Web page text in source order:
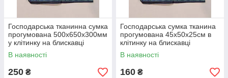
Господарська тканинна сумка
прогумована 500х650х300мм
у клітинку на блискавці
В наявності
250 ₴
Господарська сумка тканина
прогумована 45х50х25см в
клітинку на блискавці
В наявності
160 ₴